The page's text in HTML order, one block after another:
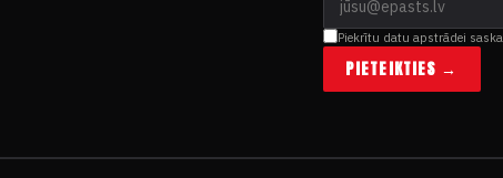
Piekrītu datu apstrādei
PIETEIKTIES →